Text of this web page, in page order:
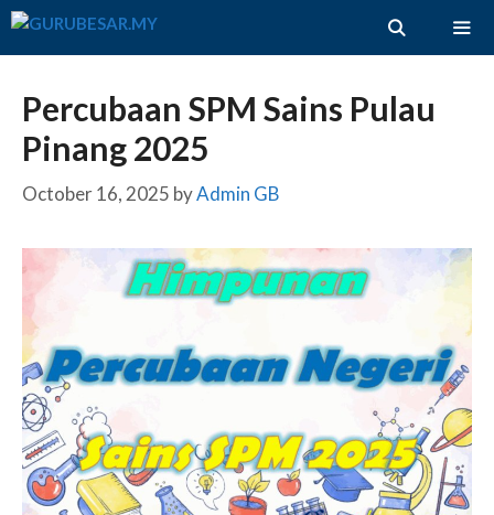
Skip
Percubaan SPM Sains Pulau
Pinang 2025
October 16, 2025 byAdmin GB